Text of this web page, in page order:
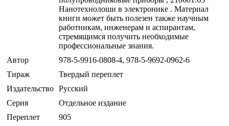
Нанотехнолоши в электронике . Материал
книги может быть полезен также научным
работникам, инженерам и аспирантам,
стремящимся получить необходимые
профессиональные знания.
Автор
978-5-9916-0808-4, 978-5-9692-0962-6
Тираж
Твердый переплет
Издательство Русский
Серия
Отдельное издание
Переплет
905